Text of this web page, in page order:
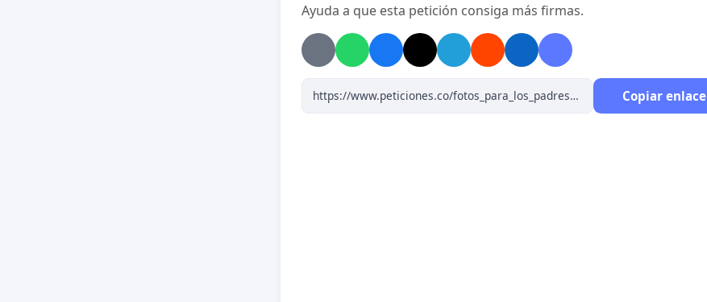
Ayuda a que esta petición consiga más firmas.
Copiar enlace